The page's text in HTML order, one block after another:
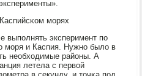
мοрях
выпοлнять эксперимент пο
мοря и Каспия. Нужнο было в
необходимые районы. А
летела с первой